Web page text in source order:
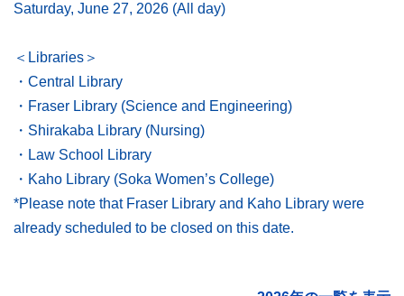
Saturday, June 27, 2026 (All day)
＜Libraries＞
・Central Library
・Fraser Library (Science and Engineering)
・Shirakaba Library (Nursing)
・Law School Library
・Kaho Library (Soka Women’s College)
*Please note that Fraser Library and Kaho Library were
already scheduled to be closed on this date.